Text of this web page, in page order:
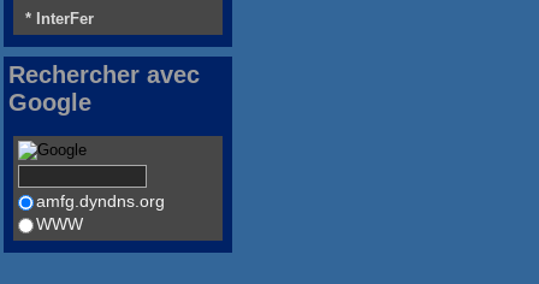
* InterFer
Rechercher avec
Google
amfg.dyndns.org
WWW